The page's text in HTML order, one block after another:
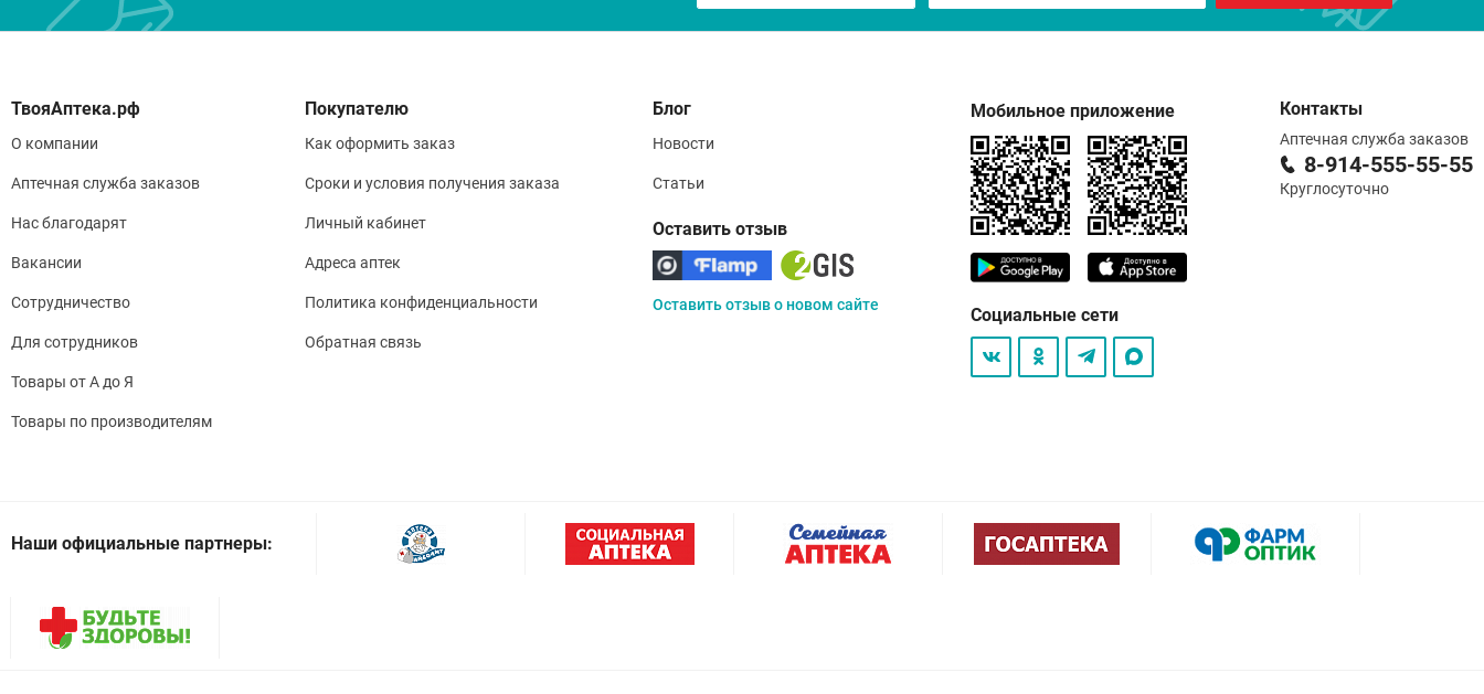
О компании
Аптечная служба заказов
Нас благодарят
Вакансии
Сотрудничество
Для сотрудников
Товары от А до Я
Товары по производителям
Покупателю
Как оформить заказ
Сроки и условия получения заказа
Личный кабинет
Адреса аптек
Политика конфиденциальности
Обратная связь
Блог
Новости
Статьи
Оставить отзыв
Оставить отзыв о новом сайте
Мобильное приложение
Социальные сети
Контакты
Аптечная служба заказов
8-914-555-55-55
Круглосуточно
Наши официальные партнеры: